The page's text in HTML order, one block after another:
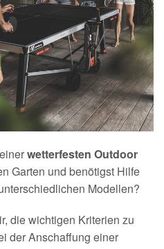
wetterfesten Outdoor
Garten und benötigst Hilfe
Modellen?
die wichtigen Kriterien zu
der Anschaffung einer